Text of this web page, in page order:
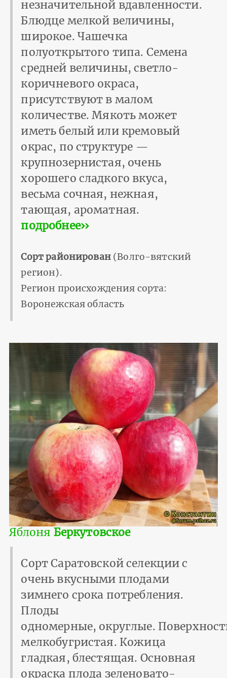
незначительной вдавленности.
Блюдце мелкой величины,
широкое. Чашечка
полуоткрытого типа. Семена
средней величины, светло-
коричневого окраса,
присутствуют в малом
количестве. Мякоть может
иметь белый или кремовый
окрас, по структуре —
крупнозернистая, очень
хорошего сладкого вкуса,
весьма сочная, нежная,
тающая, ароматная.
подробнее››
Сорт районирован(Волго-вятский
регион).
Регион происхождения сорта:
Воронежская область
Яблоня Беркутовское
Сорт Саратовской селекции с
очень вкусными плодами
зимнего срока потребления.
Плоды
одномерные, округлые.
мелкобугристая. Кожица
гладкая, блестящая. Основная
окраска плода зеленовато-